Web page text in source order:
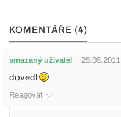
KOMENTÁŘE (4)
smazaný uživatel 25.05.2011
dovedl
Reagovat